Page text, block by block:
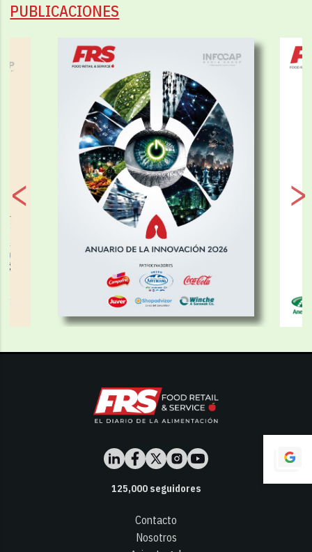
PUBLICACIONES
125,000seguidores
Contacto
Nosotros